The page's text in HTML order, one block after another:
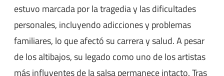
estuvo marcada por la tragedia y las dificultades
personales, incluyendo adicciones y problemas
familiares, lo que afectó su carrera y salud. A pesar
de los altibajos, su legado como uno de los artistas
más influyentes de la salsa permanece intacto. Tras